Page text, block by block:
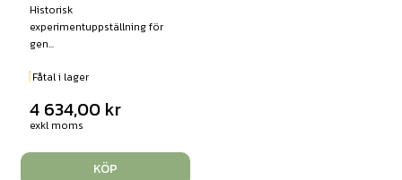
Historisk
experimentuppställning för
gen...
Fåtal i lager
4 634,00 kr
exkl moms
KÖP